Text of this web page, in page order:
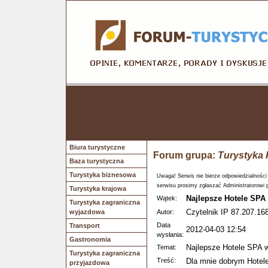
Biura turystyczne
Baza turystyczna
Turystyka biznesowa
Turystyka krajowa
Turystyka zagraniczna
wyjazdowa
Transport
Gastronomia
Turystyka zagraniczna
przyjazdowa
Forum grupa: Turystyka
Uwaga! Serwis nie bierze
serwisu prosimy zgłaszać Administratorowi
Wątek: Najlepsze Hotele
Autor: Czytelnik IP
Data
wysłania:
2012-04-03 12:54
Temat: Najlepsze Hotele SPA
Treść: Dla mnie dobrym